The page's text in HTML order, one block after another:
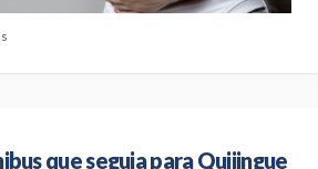
que seguia para Quijingue